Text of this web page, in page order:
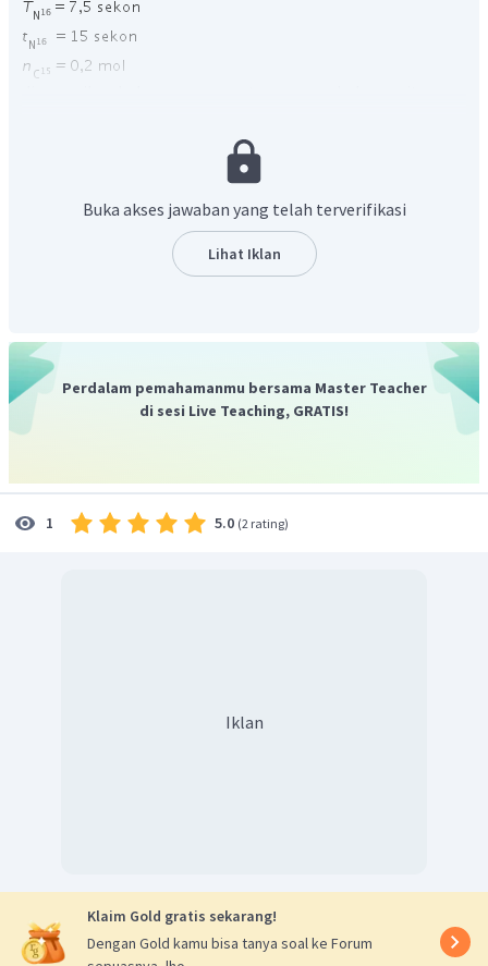
Selanjutnya, kita hitung jumlah mol gas nitrogen setelah
dari zat tersebut.
Buka akses jawaban yang telah terverifikasi
Lihat Iklan
Perdalam pemahamanmu bersama Master Teacher
di sesi Live Teaching, GRATIS!
1 5.0 (2 rating)
Iklan
Klaim Gold gratis sekarang!
Dengan Gold kamu bisa tanya soal ke Forum